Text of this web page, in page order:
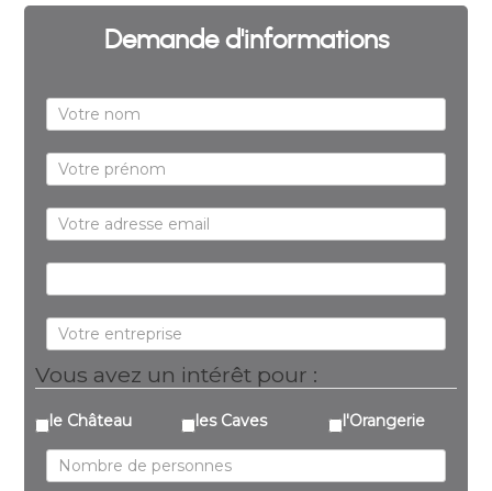
Demande d'informations
Vous avez un intérêt pour :
le Château les Caves l'Orangerie